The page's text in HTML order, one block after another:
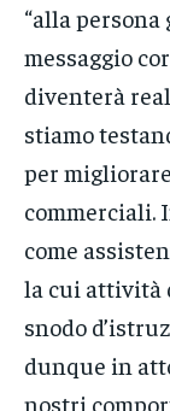
“alla
messaggio
diventerà
stiamo
per
commerciali.
come
la cui attività
snodo
dunque in
nostri